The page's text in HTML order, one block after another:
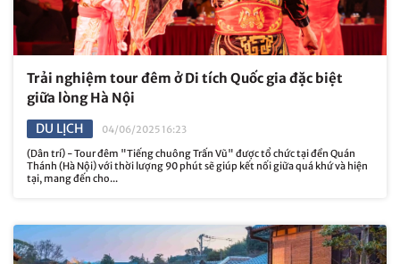
Trải nghiệm tour đêm ở Di tích Quốc gia đặc biệt
giữa lòng Hà Nội
DU LỊCH
04/06/2025 16:23
(Dân trí) - Tour đêm "Tiếng chuông Trấn Vũ" được tổ chức tại đền Quán
Thánh (Hà Nội) với thời lượng 90 phút sẽ giúp kết nối giữa quá khứ và hiện
tại, mang đến cho...